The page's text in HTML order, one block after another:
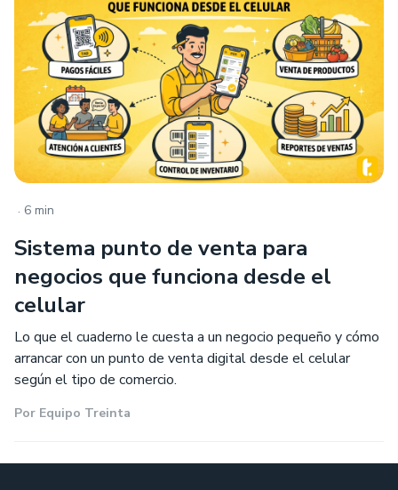
. 6 min
Sistema punto de venta para
negocios que funciona desde el
celular
Lo que el cuaderno le cuesta a un negocio pequeño y cómo
arrancar con un punto de venta digital desde el celular
según el tipo de comercio.
Por Equipo Treinta